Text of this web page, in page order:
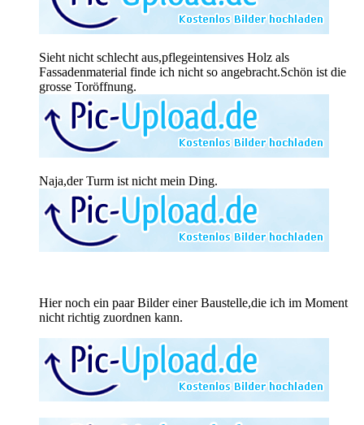
Sieht nicht schlecht aus,pflegeintensives Holz als
Fassadenmaterial finde ich nicht so angebracht.Schön ist die
grosse Toröffnung.
Naja,der Turm ist nicht mein Ding.
Hier noch ein paar Bilder einer Baustelle,die ich im Moment
nicht richtig zuordnen kann.